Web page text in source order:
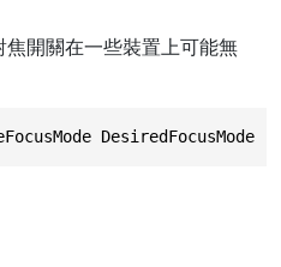
開關在一些裝置上可能無
DesiredFocusMode